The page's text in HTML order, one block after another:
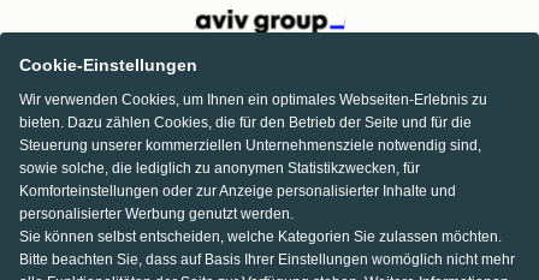
Cookie-Einstellungen
Wir verwenden Cookies, um Ihnen ein optimales Webseiten-Erlebnis zu
bieten. Dazu zählen Cookies, die für den Betrieb der Seite und für die
Steuerung unserer kommerziellen Unternehmensziele notwendig sind,
sowie solche, die lediglich zu anonymen Statistikzwecken, für
Komforteinstellungen oder zur Anzeige personalisierter Inhalte und
personalisierter Werbung genutzt werden.
Sie können selbst entscheiden, welche Kategorien Sie zulassen möchten.
Bitte beachten Sie, dass auf Basis Ihrer Einstellungen womöglich nicht mehr